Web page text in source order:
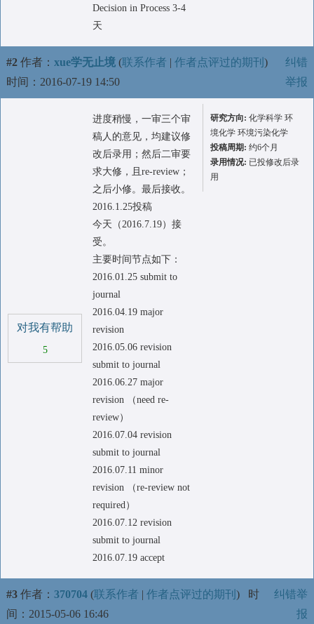
Decision in Process 3-4
天
#2 作者： xue学无止境 (联系作者 | 作者点评过的期刊 )
时间：2016-07-19 14:50
纠错
举报
对我有帮助
5
进度稍慢，一审三个审
稿人的意见，均建议修
改后录用；然后二审要
求大修，且re-review；
之后小修。最后接收。
2016.1.25投稿
今天（2016.7.19）接
受。
主要时间节点如下：
2016.01.25 submit to
journal
2016.04.19 major
revision
2016.05.06 revision
submit to journal
2016.06.27 major
revision （need re-
review）
2016.07.04 revision
submit to journal
2016.07.11 minor
revision （re-review not
required）
2016.07.12 revision
submit to journal
2016.07.19 accept
研究方向: 化学科学 环
境化学 环境污染化学
投稿周期: 约6个月
录用情况: 已投修改后录
用
#3 作者： 370704 (联系作者 | 作者点评过的期刊 ) 时
间：2015-05-06 16:46
纠错举
报